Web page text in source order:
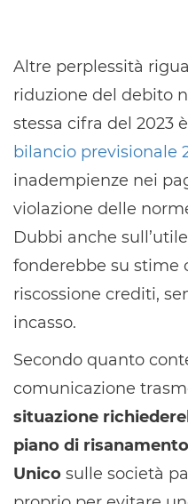
Altre perplessità
riduzione del debito
stessa cifra del 2023
bilancio previsionale
inadempienze nei
violazione delle
Dubbi anche
fonderebbe su stime
riscossione crediti,
incasso.
Secondo quanto
comunicazione
situazione
piano di
Unico sulle società